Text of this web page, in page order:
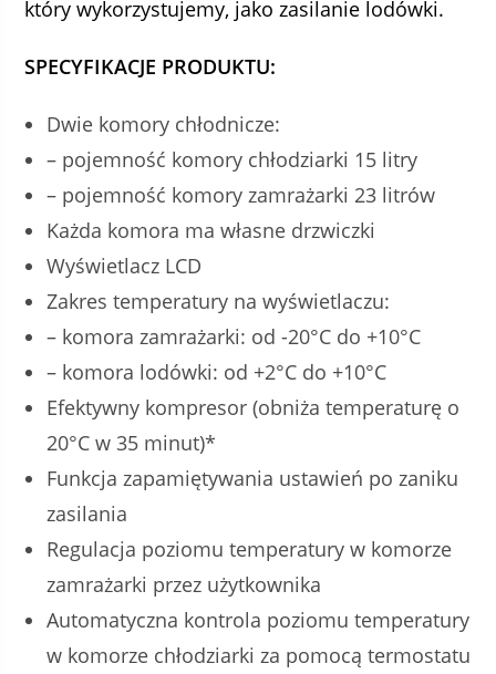
który wykorzystujemy, jako zasilanie lodówki.
SPECYFIKACJE PRODUKTU:
Dwie komory chłodnicze:
– pojemność komory chłodziarki 15 litry
– pojemność komory zamrażarki 23 litrów
Każda komora ma własne drzwiczki
Wyświetlacz LCD
Zakres temperatury na wyświetlaczu:
– komora zamrażarki: od -20°C do +10°C
– komora lodówki: od +2°C do +10°C
Efektywny kompresor (obniża temperaturę o
20°C w 35 minut)*
Funkcja zapamiętywania ustawień po zaniku
zasilania
Regulacja poziomu temperatury w komorze
zamrażarki przez użytkownika
Automatyczna kontrola poziomu temperatury
w komorze chłodziarki za pomocą termostatu